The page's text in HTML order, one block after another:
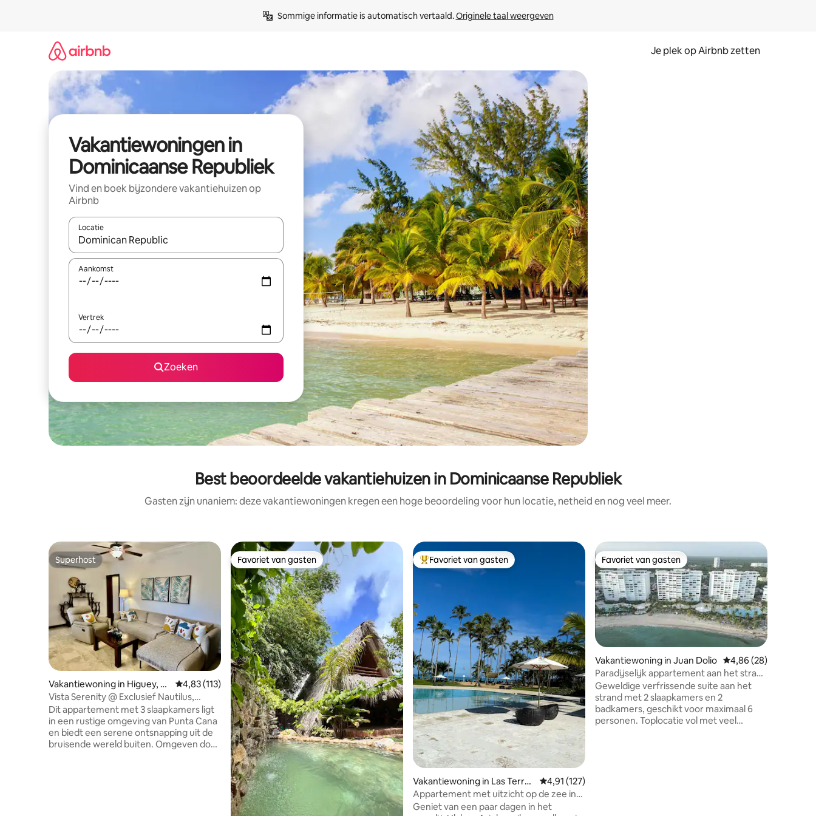
Sommige informatie is automatisch vertaald. Originele taal weergeven
Je plek op Airbnb zetten
Vakantiewoningen in
Dominicaanse Republiek
Vind en boek bijzondere vakantiehuizen op
Airbnb
Locatie
Wanneer er resultaten beschikbaar zijn, maak je een keuze met je de pijltjestoetsen omhoog en omlaag, óf door te tikken of swipen.
Aankomst
Vertrek
Zoeken
Best beoordeelde vakantiehuizen in Dominicaanse Republiek
Gasten zijn unaniem: deze vakantiewoningen kregen een hoge beoordeling voor hun locatie, netheid en nog veel meer.
Superhost
Superhost
Vakantiewoning in Higuey, La
Altagracia
Gemiddelde beoordeling van 4,83 op 5, 113 recensies
4,83 (113)
Vista Serenity @ Exclusief Nautilus,
White Sands
Dit appartement met 3 slaapkamers ligt
in een rustige omgeving van Punta Cana
en biedt een serene ontsnapping uit de
bruisende wereld buiten. Omgeven door
Favoriet van gasten
Favoriet van gasten Topfavoriet van gasten
Favoriet van gasten
Vakantiewoning in Las Terre
nas
Gemiddelde beoordeling van 4,91 op 5, 127 recensies
4,91 (127)
Appartement met uitzicht op de zee in
Coson Bay
Geniet van een paar dagen in het
Favoriet van gasten
Favoriet van gasten
Vakantiewoning in Juan Dolio Gemiddelde
4,86 (28)
Paradijselijk appartement aan het strand
- Marbella Juan Dolio
Geweldige verfrissende suite aan het
strand met 2 slaapkamers en 2
badkamers, geschikt voor maximaal 6
personen. Toplocatie vol met veel